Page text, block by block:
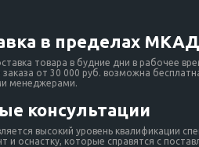
в пределах
товара в будние дни в рабочее
от 30 000 руб. возможна
менеджерами.
консультации
высокий уровень квалификации
и оснастку, которые справятся с